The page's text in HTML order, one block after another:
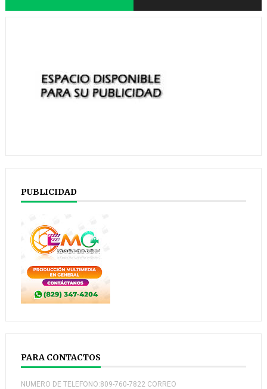
PUBLICIDAD
PARA CONTACTOS
NUMERO DE TELEFONO:809-760-7822 CORREO